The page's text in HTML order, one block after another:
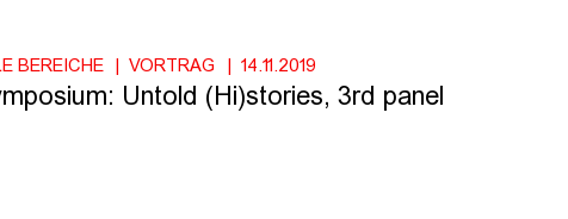
BEREICHE VORTRAG 14.11.2019
Untold (Hi)stories, 3rd panel